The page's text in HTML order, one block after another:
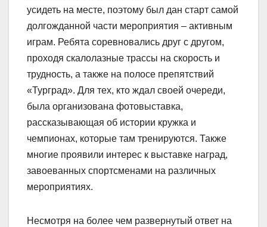
усидеть на месте, поэтому был дан старт самой
долгожданной части мероприятия – активным
играм. Ребята соревновались друг с другом,
проходя скалолазные трассы на скорость и
трудность, а также на полосе препятствий
«Турград». Для тех, кто ждал своей очереди,
была организована фотовыставка,
рассказывающая об истории кружка и
чемпионах, которые там тренируются. Также
многие проявили интерес к выставке наград,
завоеванных спортсменами на различных
мероприятиях.
Несмотря на более чем развернутый ответ на